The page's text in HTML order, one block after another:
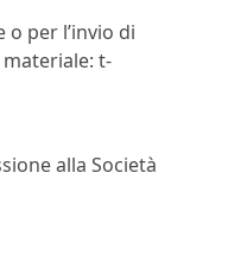
per l’invio di
t-
alla Società